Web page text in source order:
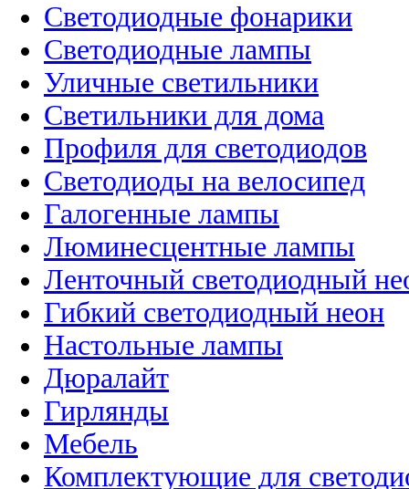
Светодиодные фонарики
Светодиодные лампы
Уличные светильники
Светильники для дома
Профиля для светодиодов
Светодиоды на велосипед
Галогенные лампы
Люминесцентные лампы
Ленточный светодиодный
Гибкий светодиодный неон
Настольные лампы
Дюралайт
Гирлянды
Мебель
Комплектующие для